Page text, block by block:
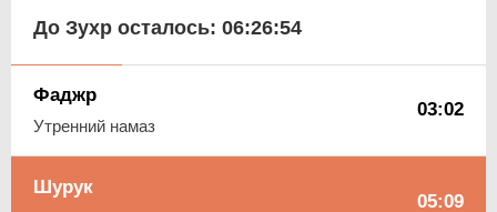
До Зухр осталось: 06:26:53
Фаджр
Утренний намаз
03:02
Шурук
05:09